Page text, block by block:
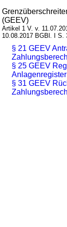
(GEEV)
Artikel 1 V. v.
10.08.2017 BGBl. I S.
§ 21 GEEV
§ 25 GEEV
Anlagenregister
§ 31 GEEV